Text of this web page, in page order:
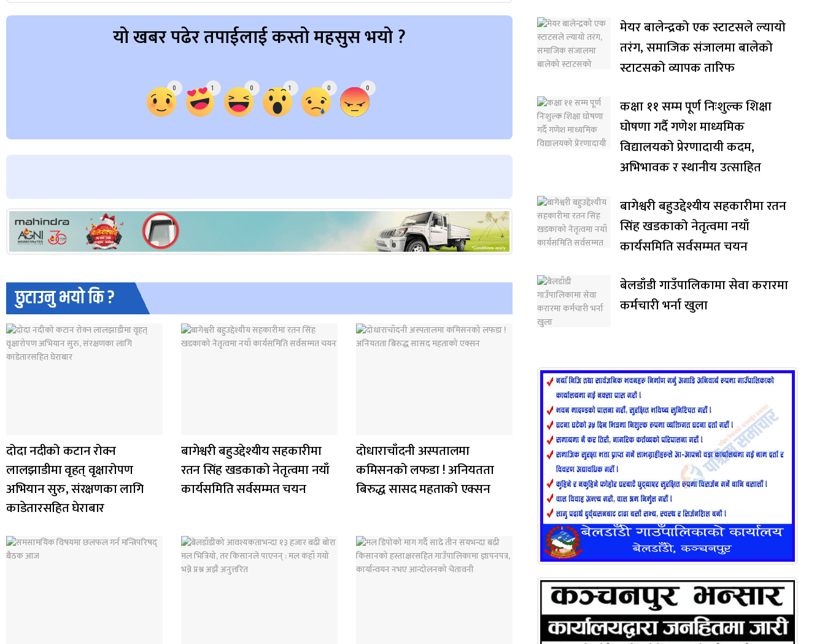
यो खबर पढेर तपाईलाई कस्तो महसुस भयो ?
0 1 0 1 0 0
छुटाउनु भयो कि ?
दोदा नदीको कटान रोक्न
लालझाडीमा वृहत् वृक्षारोपण
अभियान सुरु, संरक्षणका लागि
काडेतारसहित घेराबार
बागेश्वरी बहुउद्देश्यीय सहकारीमा
रतन सिंह खडकाको नेतृत्वमा नयाँ
कार्यसमिति सर्वसम्मत चयन
दोधाराचाँदनी अस्पतालमा
कमिसनको लफडा ! अनियतता
बिरुद्ध सासद महताको एक्सन
मेयर बालेन्द्रको एक स्टाटसले ल्यायो
तरंग, समाजिक संजालमा बालेको
स्टाटसको व्यापक तारिफ
कक्षा ११ सम्म पूर्ण निःशुल्क शिक्षा
घोषणा गर्दै गणेश माध्यमिक
विद्यालयको प्रेरणादायी कदम,
अभिभावक र स्थानीय उत्साहित
बागेश्वरी बहुउद्देश्यीय सहकारीमा रतन
सिंह खडकाको नेतृत्वमा नयाँ
कार्यसमिति सर्वसम्मत चयन
बेलडाँडी गाउँपालिकामा सेवा करारमा
कर्मचारी भर्ना खुला